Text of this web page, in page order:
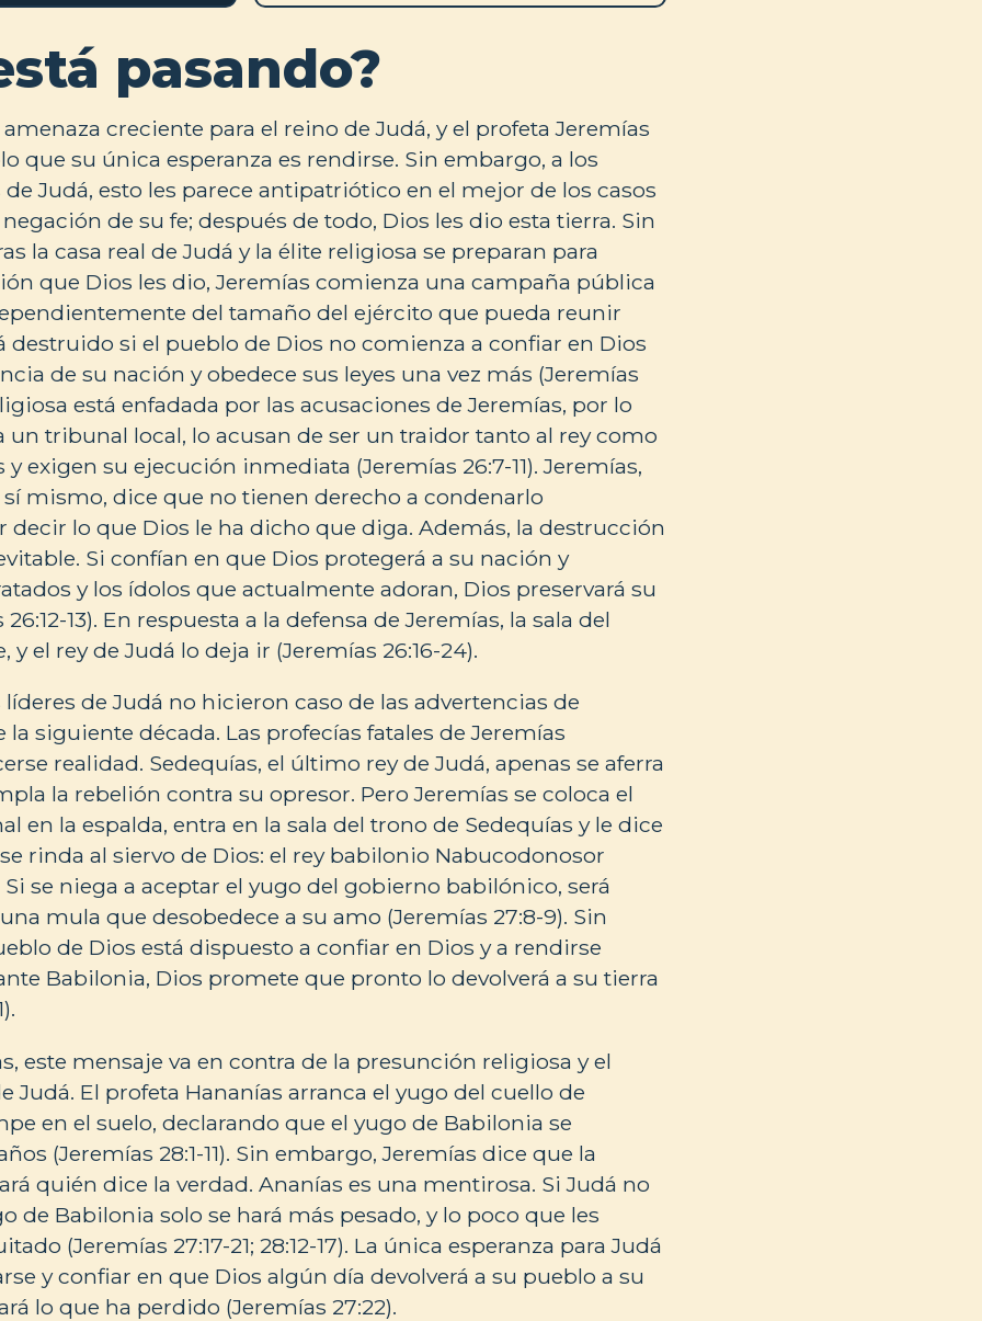
pasando?
creciente para el reino de Judá, y el profeta Jeremías
que su única esperanza es rendirse. Sin embargo, a los
Judá, esto les parece antipatriótico en el mejor de los casos
de su fe; después de todo, Dios les dio esta tierra. Sin
la casa real de Judá y la élite religiosa se preparan para
que Dios les dio, Jeremías comienza una campaña pública
del tamaño del ejército que pueda reunir
destruido si el pueblo de Dios no comienza a confiar en Dios
de su nación y obedece sus leyes una vez más (Jeremías
está enfadada por las acusaciones de Jeremías, por lo
un tribunal local, lo acusan de ser un traidor tanto al rey como
exigen su ejecución inmediata (Jeremías 26:7-11). Jeremías,
mismo, dice que no tienen derecho a condenarlo
lo que Dios le ha dicho que diga. Además, la destrucción
Si confían en que Dios protegerá a su nación y
y los ídolos que actualmente adoran, Dios preservará su
13). En respuesta a la defensa de Jeremías, la sala del
el rey de Judá lo deja ir (Jeremías 26:16-24).
de Judá no hicieron caso de las advertencias de
la siguiente década. Las profecías fatales de Jeremías
realidad. Sedequías, el último rey de Judá, apenas se aferra
la rebelión contra su opresor. Pero Jeremías se coloca el
en la espalda, entra en la sala del trono de Sedequías y le dice
rinda al siervo de Dios: el rey babilonio Nabucodonosor
Si se niega a aceptar el yugo del gobierno babilónico, será
mula que desobedece a su amo (Jeremías 27:8-9). Sin
de Dios está dispuesto a confiar en Dios y a rendirse
Babilonia, Dios promete que pronto lo devolverá a su tierra
este mensaje va en contra de la presunción religiosa y el
Judá. El profeta Hananías arranca el yugo del cuello de
en el suelo, declarando que el yugo de Babilonia se
(Jeremías 28:1-11). Sin embargo, Jeremías dice que la
quién dice la verdad. Ananías es una mentirosa. Si Judá no
de Babilonia solo se hará más pesado, y lo poco que les
(Jeremías 27:17-21; 28:12-17). La única esperanza para Judá
y confiar en que Dios algún día devolverá a su pueblo a su
lo que ha perdido (Jeremías 27:22).